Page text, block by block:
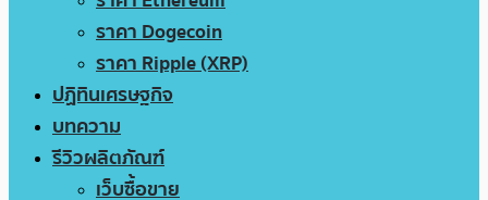
ราคา Dogecoin
ราคา Ripple (XRP)
ปฏิทินเศรษฐกิจ
บทความ
รีวิวผลิตภัณฑ์
เว็บซื้อขาย